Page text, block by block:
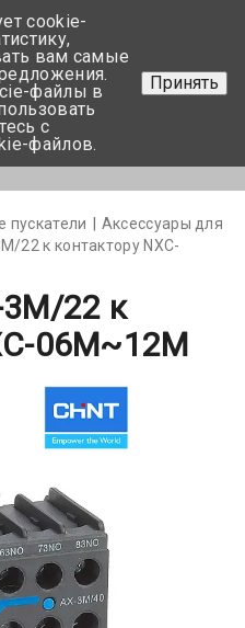
+375 17-350-99-56
+375 44-752-82-08
Задать вопрос
пускатели
Аксессуары для
22 к контактору NXC-
22 к
06M~12M
cookie-
вам самые
файлы в
с
файлов.
Принять